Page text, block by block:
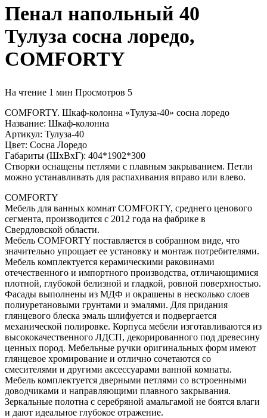
Пенал напольный 40
Тулуза сосна лоредо,
COMFORTY
На чтение 1 мин Просмотров 5
COMFORTY. Шкаф-колонна «Тулуза-40» сосна лоредо
Название: Шкаф-колонна
Артикул: Тулуза-40
Цвет: Сосна Лоредо
Габариты (ШхВхГ): 404*1902*300
Створки оснащены петлями с плавным закрыванием. Петли
можно устанавливать для распахивания вправо или влево.
COMFORTY
Мебель для ванных комнат COMFORTY, среднего ценового
сегмента, производится с 2012 года на фабрике в
Свердловской области.
Мебель COMFORTY поставляется в собранном виде, что
значительно упрощает ее установку и монтаж потребителями.
Мебель комплектуется керамическими раковинами
отечественного и импортного производства, отличающимися
плотной, глубокой белизной и гладкой, ровной поверхностью.
Фасады выполнены из МДФ и окрашены в несколько слоев
полиуретановыми грунтами и эмалями. Для придания
глянцевого блеска эмаль шлифуется и подвергается
механической полировке. Корпуса мебели изготавливаются из
высококачественного ЛДСП, декорированного под древесину
ценных пород. Мебельные ручки оригинальных форм имеют
глянцевое хромирование и отлично сочетаются со
смесителями и другими аксессуарами ванной комнаты.
Мебель комплектуется дверными петлями со встроенными
доводчиками и направляющими плавного закрывания.
Зеркальные полотна с серебряной амальгамой не боятся влаги
и дают идеальное глубокое отражение.